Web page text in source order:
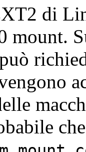
di
mount.